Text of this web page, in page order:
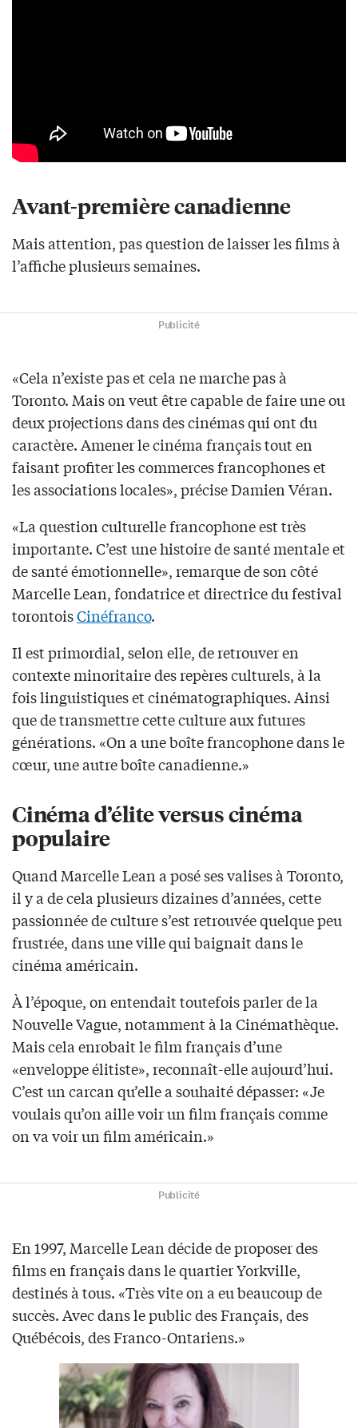
Avant-première canadienne
Mais attention, pas question de laisser les films à
l’affiche plusieurs semaines.
Publicité
«Cela n’existe pas et cela ne marche pas à
Toronto. Mais on veut être capable de faire une ou
deux projections dans des cinémas qui ont du
caractère. Amener le cinéma français tout en
faisant profiter les commerces francophones et
les associations locales», précise Damien Véran.
«La question culturelle francophone est très
importante. C’est une histoire de santé mentale et
de santé émotionnelle», remarque de son côté
Marcelle Lean, fondatrice et directrice du festival
torontoisCinéfranco.
Il est primordial, selon elle, de retrouver en
contexte minoritaire des repères culturels, à la
fois linguistiques et cinématographiques. Ainsi
que de transmettre cette culture aux futures
générations. «On a une boîte francophone dans le
cœur, une autre boîte canadienne.»
Cinéma d’élite versus cinéma
populaire
Quand Marcelle Lean a posé ses valises à Toronto,
il y a de cela plusieurs dizaines d’années, cette
passionnée de culture s’est retrouvée quelque peu
frustrée, dans une ville qui baignait dans le
cinéma américain.
À l’époque, on entendait toutefois parler de la
Nouvelle Vague, notamment à la Cinémathèque.
Mais cela enrobait le film français d’une
«enveloppe élitiste», reconnaît-elle aujourd’hui.
C’est un carcan qu’elle a souhaité dépasser: «Je
voulais qu’on aille voir un film français comme
on va voir un film américain.»
Publicité
En 1997, Marcelle Lean décide de proposer des
films en français dans le quartier Yorkville,
destinés à tous. «Très vite on a eu beaucoup de
succès. Avec dans le public des Français, des
Québécois, des Franco-Ontariens.»